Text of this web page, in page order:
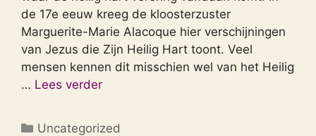
de 17e eeuw kreeg de kloosterzuster
Marguerite-Marie Alacoque hier verschijningen
van Jezus die Zijn Heilig Hart toont. Veel
mensen kennen dit misschien wel van het Heilig
… Lees verder
Categorieën
Uncategorized